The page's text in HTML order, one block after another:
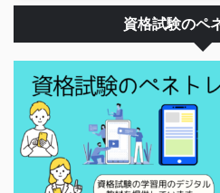
資格試験のペ